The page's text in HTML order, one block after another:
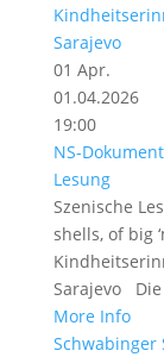
Sarajevo
01 Apr.
01.04.2026
19:00
NS-
Lesung
Szenische
shells, of big
Sarajevo
More Info
Schwabinger